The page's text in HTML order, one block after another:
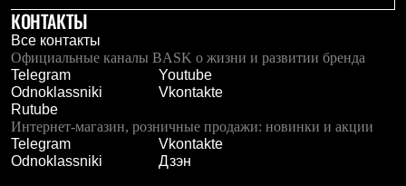
Софтшелл одежда
Куртки
Флисовая одежда
Куртки
Брюки
Жилеты
Комбинезоны
Термобелье
Комплект термобелья
КОНТАКТЫ
Все контакты
Официальные каналы BASK о жизни и развитии бренда
Telegram
Youtube
Odnoklassniki
Vkontakte
Rutube
Интернет-магазин, розничные продажи: новинки и акции
Telegram
Vkontakte
Odnoklassniki
Дзэн